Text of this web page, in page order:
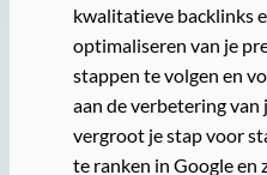
kwalitatieve backlinks
optimaliseren van je
stappen te volgen en
aan de verbetering van
vergroot je stap voor
te ranken in Google en